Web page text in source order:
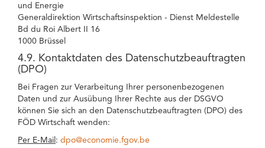
und Energie
Generaldirektion Wirtschaftsinspektion - Dienst Meldestelle
Bd du Roi Albert II 16
1000 Brüssel
4.9. Kontaktdaten des Datenschutzbeauftragten
(DPO)
Bei Fragen zur Verarbeitung Ihrer personenbezogenen
Daten und zur Ausübung Ihrer Rechte aus der DSGVO
können Sie sich an den Datenschutzbeauftragten (DPO) des
FÖD Wirtschaft wenden:
Per E-Mail : dpo@economie.fgov.be